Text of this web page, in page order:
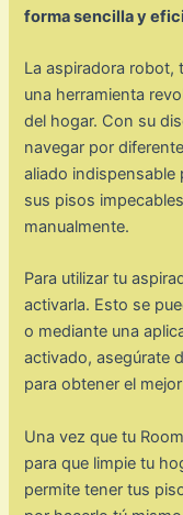
forma sencilla y
La aspiradora robot,
una herramienta
del hogar. Con su
navegar por
aliado indispensable
sus pisos
manualmente.
Para utilizar tu
activarla. Esto se
o mediante una
activado, asegúrate
para obtener el
Una vez que tu
para que limpie tu
permite tener tus